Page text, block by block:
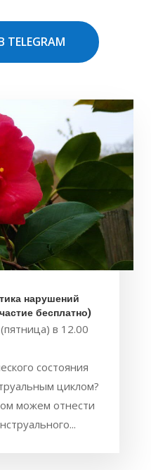
нарушений
бесплатно)
в 12.00
состояния
циклом?
можем отнести